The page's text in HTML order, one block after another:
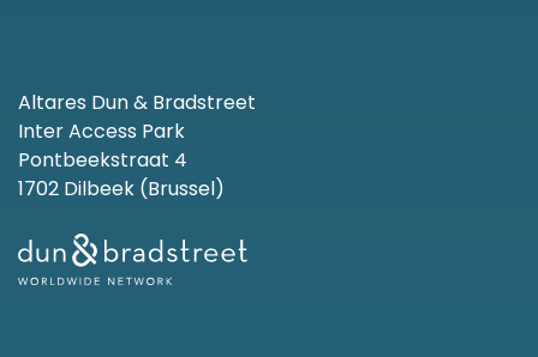
Altares Dun & Bradstreet
Inter Access Park
Pontbeekstraat 4
1702 Dilbeek (Brussel)